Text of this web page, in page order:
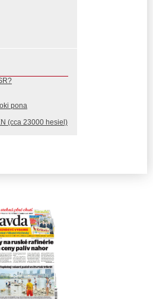
pona
(cca 23000 hesiel)